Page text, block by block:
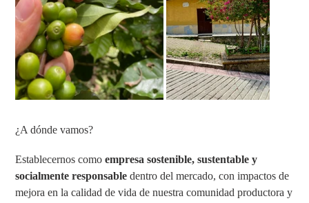
¿A dónde vamos?
Establecernos como empresa sostenible, sustentable y
socialmente responsable dentro del mercado, con impactos de
mejora en la calidad de vida de nuestra comunidad productora y